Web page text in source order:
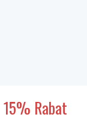
15% Rabat